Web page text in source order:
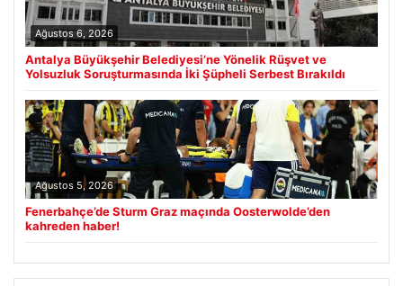
Ağustos 6, 2026
Antalya Büyükşehir Belediyesi’ne Yönelik Rüşvet ve
Yolsuzluk Soruşturmasında İki Şüpheli Serbest Bırakıldı
Ağustos 5, 2026
Fenerbahçe’de Sturm Graz maçında Oosterwolde’den
kahreden haber!